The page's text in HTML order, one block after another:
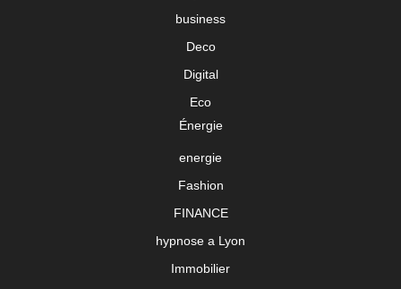
business
Deco
Digital
Eco
Énergie
energie
Fashion
FINANCE
hypnose a Lyon
Immobilier